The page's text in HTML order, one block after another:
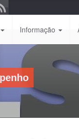
e
a
r
p
r
Informação